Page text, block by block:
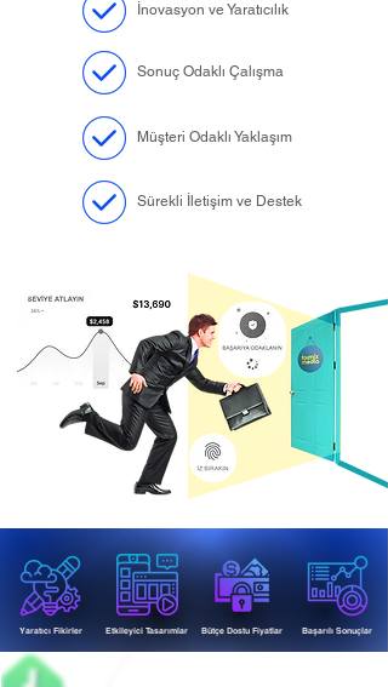
İnovasyon ve Yaratıcılık
Sonuç Odaklı Çalışma
Müşteri Odaklı Yaklaşım
Sürekli İletişim ve Destek
Yaratıcı Fikirler Etkileyici Tasarımlar Bütçe Dostu Fiyatlar Başarılı Sonuçlar